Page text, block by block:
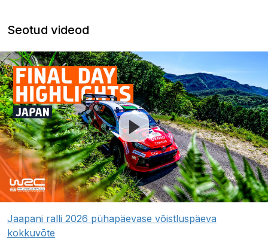
Seotud videod
Jaapani ralli 2026 pühapäevase võistluspäeva
kokkuvõte